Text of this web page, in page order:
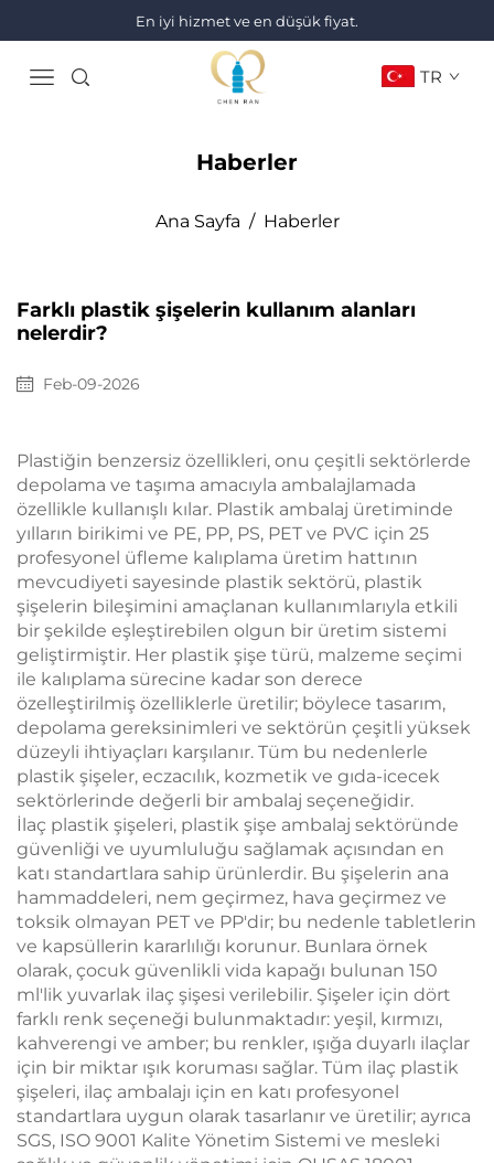
En iyi hizmet ve en düşük fiyat.
TR
Ana Sayfa / Haberler
Haberler
Farklı plastik şişelerin kullanım alanları
nelerdir?
Feb-09-2026
Plastiğin benzersiz özellikleri, onu çeşitli sektörlerde
depolama ve taşıma amacıyla ambalajlamada
özellikle kullanışlı kılar. Plastik ambalaj üretiminde
yılların birikimi ve PE, PP, PS, PET ve PVC için 25
profesyonel üfleme kalıplama üretim hattının
mevcudiyeti sayesinde plastik sektörü, plastik
şişelerin bileşimini amaçlanan kullanımlarıyla etkili
bir şekilde eşleştirebilen olgun bir üretim sistemi
geliştirmiştir. Her plastik şişe türü, malzeme seçimi
ile kalıplama sürecine kadar son derece
özelleştirilmiş özelliklerle üretilir; böylece tasarım,
depolama gereksinimleri ve sektörün çeşitli yüksek
düzeyli ihtiyaçları karşılanır. Tüm bu nedenlerle
plastik şişeler, eczacılık, kozmetik ve gıda-icecek
sektörlerinde değerli bir ambalaj seçeneğidir.
İlaç plastik şişeleri, plastik şişe ambalaj sektöründe
güvenliği ve uyumluluğu sağlamak açısından en
katı standartlara sahip ürünlerdir. Bu şişelerin ana
hammaddeleri, nem geçirmez, hava geçirmez ve
toksik olmayan PET ve PP'dir; bu nedenle tabletlerin
ve kapsüllerin kararlılığı korunur. Bunlara örnek
olarak, çocuk güvenlikli vida kapağı bulunan 150
ml'lik yuvarlak ilaç şişesi verilebilir. Şişeler için dört
farklı renk seçeneği bulunmaktadır: yeşil, kırmızı,
kahverengi ve amber; bu renkler, ışığa duyarlı ilaçlar
için bir miktar ışık koruması sağlar. Tüm ilaç plastik
şişeleri, ilaç ambalajı için en katı profesyonel
standartlara uygun olarak tasarlanır ve üretilir; ayrıca
SGS, ISO 9001 Kalite Yönetim Sistemi ve mesleki